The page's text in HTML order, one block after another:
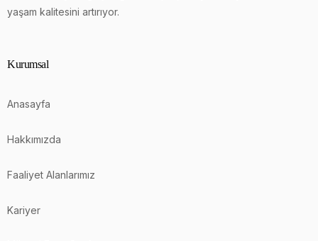
yaşam kalitesini artırıyor.
Kurumsal
Anasayfa
Hakkımızda
Faaliyet Alanlarımız
Kariyer